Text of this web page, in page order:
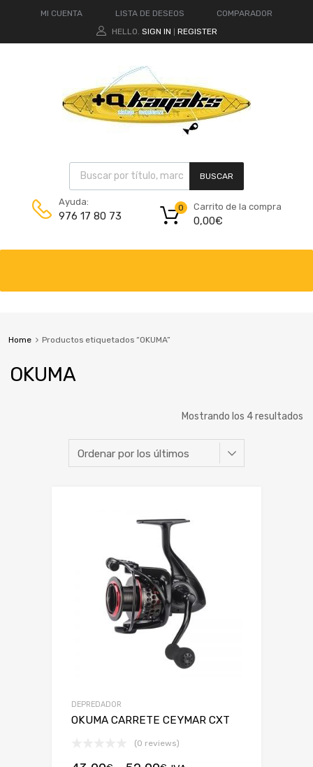
MI CUENTA LISTA DE DESEOS
COMPARADOR
HELLO. SIGN IN REGISTER
BUSCAR
Ayuda:
976 17 80 73
Carrito de la compra
0,00€
0
Home Productos etiquetados “OKUMA”
OKUMA
Mostrando los 4 resultados
DEPREDADOR
OKUMA CARRETE CEYMAR CXT
(0 reviews)